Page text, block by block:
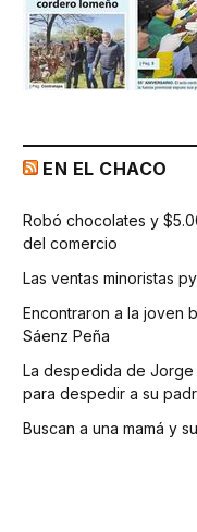
EN EL CHACO
Robó chocolates y
del comercio
Las ventas minoristas
Encontraron a la joven
Sáenz Peña
La despedida de Jorge
para despedir a su
Buscan a una mamá y